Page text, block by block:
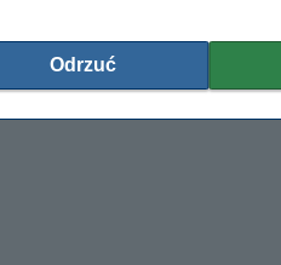
Odrzuć